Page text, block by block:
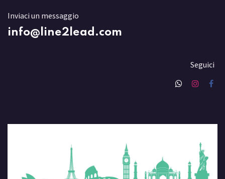
Inviaci un messaggio
info@line2lead.com
Seguici